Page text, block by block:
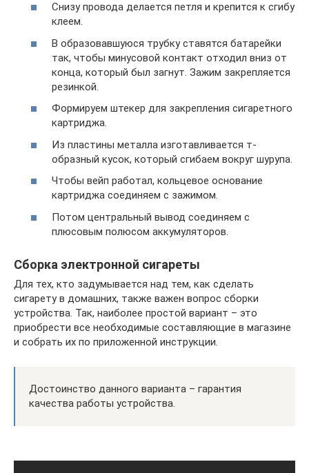
Снизу провода делается петля и крепится к сгибу
клеем.
В образовавшуюся трубку ставятся батарейки
так, чтобы минусовой контакт отходил вниз от
конца, который был загнут. Зажим закрепляется
резинкой.
Формируем штекер для закрепления сигаретного
картриджа.
Из пластины металла изготавливается т-
образный кусок, который сгибаем вокруг шурупа.
Чтобы вейп работал, кольцевое основание
картриджа соединяем с зажимом.
Потом центральный вывод соединяем с
плюсовым полюсом аккумуляторов.
Сборка электронной сигареты
Для тех, кто задумывается над тем, как сделать
сигарету в домашних, также важен вопрос сборки
устройства. Так, наиболее простой вариант – это
приобрести все необходимые составляющие в магазине
и собрать их по приложенной инструкции.
Достоинство данного варианта – гарантия
качества работы устройства.